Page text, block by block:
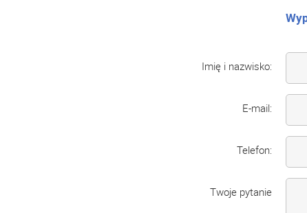
Imię i nazwisko:
E-mail:
Telefon:
Twoje pytanie